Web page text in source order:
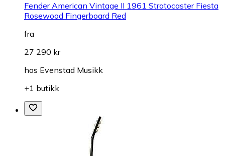
Fender American Vintage II 1961 Stratocaster Fiesta
Rosewood Fingerboard Red
fra
27 290 kr
hos Evenstad Musikk
+1 butikk